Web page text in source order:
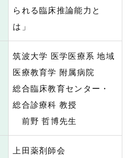
られる臨床推論能力と
は」
筑波大学 医学医療系 地域
医療教育学 附属病院
総合臨床教育センター・
総合診療科 教授
前野 哲博先生
上田薬剤師会